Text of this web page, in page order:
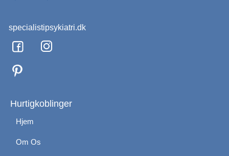
specialistipsykiatri.dk
F
a
c
e
o
k
I
n
g
Hurtigkoblinger
Hjem
Om Os